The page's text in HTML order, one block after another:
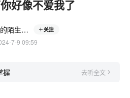
好像不爱我了
熟悉的陌生人123 关注
7-9 09:59
握 去听全文